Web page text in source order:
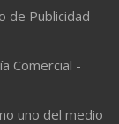
de Publicidad
Comercial -
uno del medio